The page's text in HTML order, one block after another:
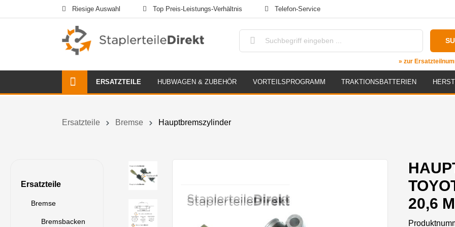
Riesige Auswahl Top Preis-Leistungs-Verhältnis Telefon-Service
» zur
ERSATZTEILE HUBWAGEN & ZUBEHÖR VORTEILSPROGRAMM TRAKTIONSBATTERIEN
Ersatzteile Bremse Hauptbremszylinder
Ersatzteile
Bremse
Bremsbacken
20,6